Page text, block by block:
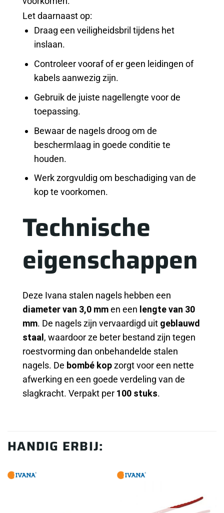
Let daarnaast op:
Draag een veiligheidsbril tijdens het
inslaan.
Controleer vooraf of er geen leidingen of
kabels aanwezig zijn.
Gebruik de juiste nagellengte voor de
toepassing.
Bewaar de nagels droog om de
beschermlaag in goede conditie te
houden.
Werk zorgvuldig om beschadiging van de
kop te voorkomen.
Technische
eigenschappen
Deze Ivana stalen nagels hebben een
diameter van 3,0 mmen een lengte van 30
mm. De nagels zijn vervaardigd uit geblauwd
staal, waardoor ze beter bestand zijn tegen
roestvorming dan onbehandelde stalen
nagels. De bombé kopzorgt voor een nette
afwerking en een goede verdeling van de
slagkracht. Verpakt per 100 stuks.
HANDIG ERBIJ: